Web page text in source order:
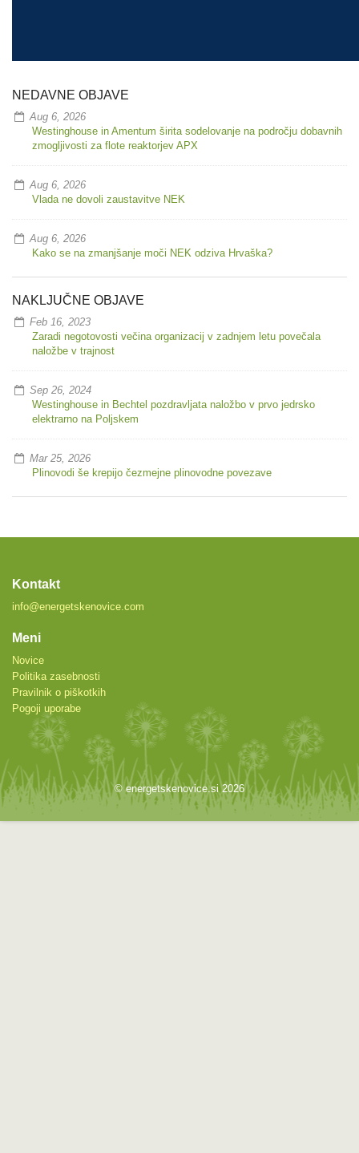
NEDAVNE OBJAVE
Aug 6, 2026
Westinghouse in Amentum širita sodelovanje na področju dobavnih
zmogljivosti za flote reaktorjev APX
Aug 6, 2026
Vlada ne dovoli zaustavitve NEK
Aug 6, 2026
Kako se na zmanjšanje moči NEK odziva Hrvaška?
NAKLJUČNE OBJAVE
Feb 16, 2023
Zaradi negotovosti večina organizacij v zadnjem letu povečala
naložbe v trajnost
Sep 26, 2024
Westinghouse in Bechtel pozdravljata naložbo v prvo jedrsko
elektrarno na Poljskem
Mar 25, 2026
Plinovodi še krepijo čezmejne plinovodne povezave
Kontakt
info@energetskenovice.com
Meni
Novice
Politika zasebnosti
Pravilnik o piškotkih
Pogoji uporabe
© energetskenovice.si 2026